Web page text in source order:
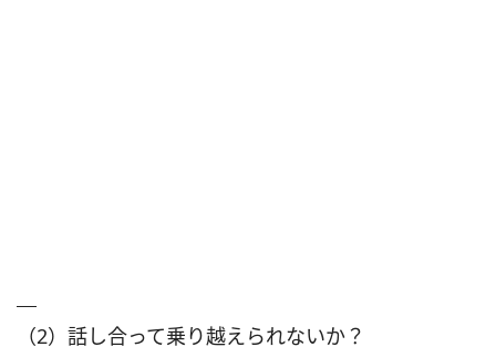
（2）話し合って乗り越えられないか？